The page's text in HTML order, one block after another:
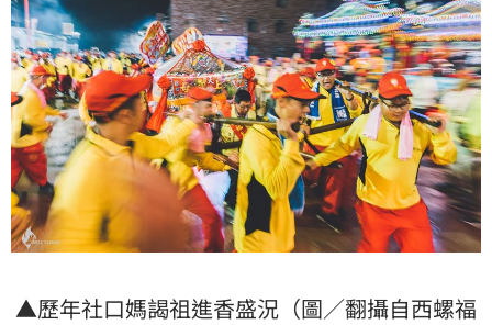
▲歷年社口媽謁祖進香盛況（圖／翻攝自西螺福